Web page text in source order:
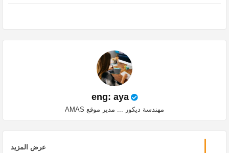
eng: aya
مهندسة ديكور ... مدير موقع AMAS
عرض المزيد